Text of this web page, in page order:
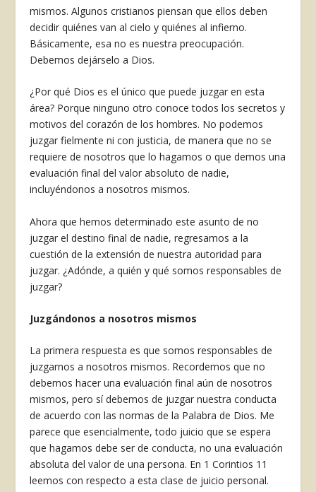
mismos. Algunos cristianos piensan que ellos deben
decidir quiénes van al cie­lo y quiénes al infierno.
Básicamente, esa no es nuestra preocupación.
Debemos dejárselo a Dios.
¿Por qué Dios es el único que puede juzgar en esta
área? Porque ninguno otro conoce todos los secretos y
motivos del corazón de los hombres. No podemos
juzgar fielmente ni con justicia, de manera que no se
requiere de nosotros que lo ha­gamos o que demos una
evaluación final del valor absoluto de nadie,
incluyéndonos a nosotros mismos.
Ahora que hemos determinado este asunto de no
juzgar el destino final de nadie, regresamos a la
cuestión de la extensión de nuestra autoridad para
juzgar. ¿Adónde, a quién y qué somos res­ponsables de
juzgar?
Juzgándonos a nosotros mismos
La primera respuesta es que somos responsables de
juzgarnos a nosotros mismos. Recordemos que no
debemos hacer una evaluación final aún de nosotros
mismos, pero sí debemos de juzgar nuestra conducta
de acuerdo con las normas de la Palabra de Dios. Me
parece que esencialmente, todo juicio que se espera
que hagamos debe ser de conducta, no una evaluación
absoluta del valor de una perso­na. En 1 Corintios 11
leemos con respecto a esta clase de juicio personal.